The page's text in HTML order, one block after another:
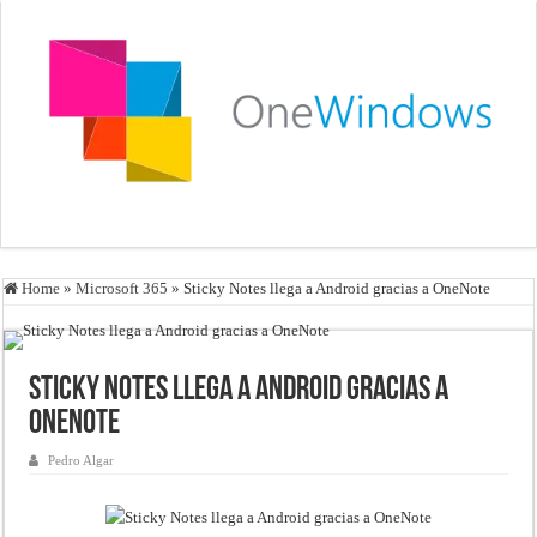
Home » Microsoft 365 » Sticky Notes llega a Android gracias a OneNote
Sticky Notes llega a Android gracias a
OneNote
Pedro Algar